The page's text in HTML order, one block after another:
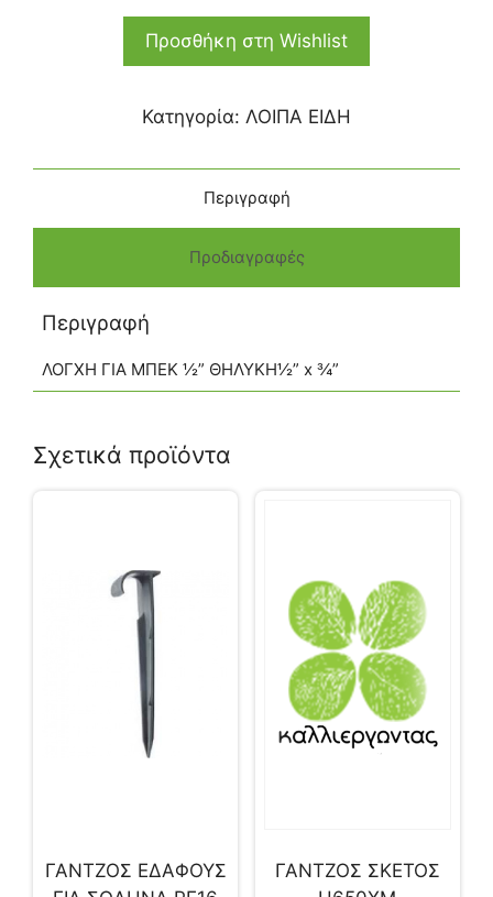
Προσθήκη στη Wishlist
Κατηγορία: ΛΟΙΠΑ ΕΙΔΗ
Περιγραφή
Προδιαγραφές
Περιγραφή
ΛΟΓΧΗ ΓΙΑ ΜΠΕΚ ½” ΘΗΛΥΚΗ½” x ¾”
Σχετικά προϊόντα
ΓΑΝΤΖΟΣ ΕΔΑΦΟΥΣ
ΓΑΝΤΖΟΣ ΣΚΕΤΟΣ